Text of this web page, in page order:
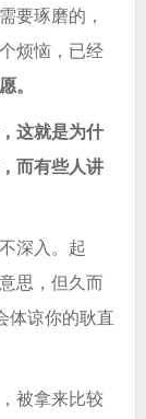
要琢磨的，
烦恼，已经
。
这就是为什
而有些人讲
深入。起
思，但久而
体谅你的耿直
被拿来比较